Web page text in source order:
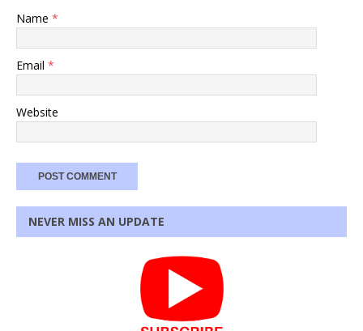
Name *
Email *
Website
NEVER MISS AN UPDATE